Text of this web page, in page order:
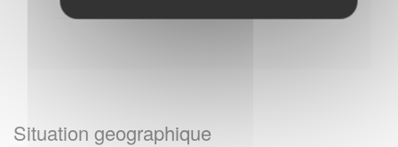
Situation geographique